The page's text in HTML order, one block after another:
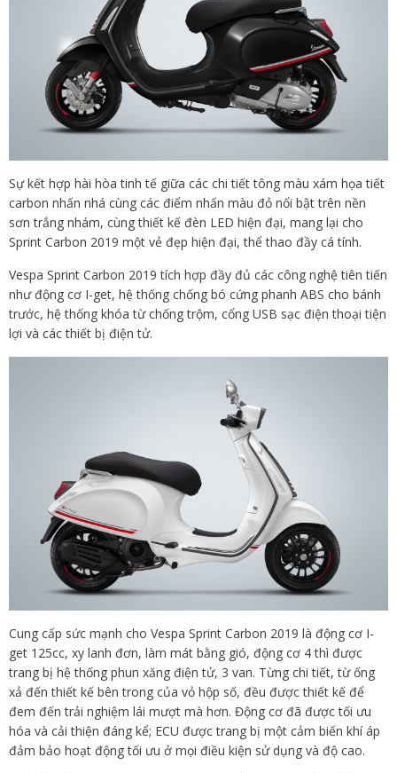
Sự kết hợp hài hòa tinh tế giữa các chi tiết tông màu xám họa tiết
carbon nhấn nhá cùng các điểm nhấn màu đỏ nổi bật trên nền
sơn trắng nhám, cùng thiết kế đèn LED hiện đại, mang lại cho
Sprint Carbon 2019 một vẻ đẹp hiện đại, thể thao đầy cá tính.
Vespa Sprint Carbon 2019 tích hợp đầy đủ các công nghệ tiên tiến
như động cơ I-get, hệ thống chống bó cứng phanh ABS cho bánh
trước, hệ thống khóa từ chống trộm, cổng USB sạc điện thoại tiện
lợi và các thiết bị điện tử.
Cung cấp sức mạnh cho Vespa Sprint Carbon 2019 là động cơ I-
get 125cc, xy lanh đơn, làm mát bằng gió, động cơ 4 thì được
trang bị hệ thống phun xăng điện tử, 3 van. Từng chi tiết, từ ống
xả đến thiết kế bên trong của vỏ hộp số, đều được thiết kế để
đem đến trải nghiệm lái mượt mà hơn. Động cơ đã được tối ưu
hóa và cải thiện đáng kể; ECU được trang bị một cảm biến khí áp
đảm bảo hoạt động tối ưu ở mọi điều kiện sử dụng và độ cao.